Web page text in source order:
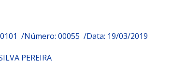
/Número: 00055 /Data: 19/03/2019
PEREIRA